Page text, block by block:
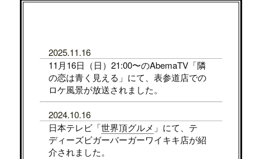
2025.11.16
11月16日（日）21:00〜のAbemaTV「隣
の恋は青く見える」にて、表参道店での
ロケ風景が放送されました。
2024.10.16
日本テレビ「世界頂グルメ 」にて、テ
ディーズビガーバーガーワイキキ店が紹
介されました。